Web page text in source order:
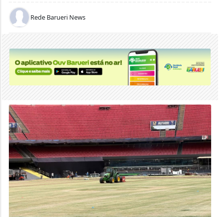
Rede Barueri News